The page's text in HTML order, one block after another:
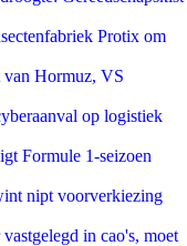
Protix om
van Hormuz, VS
op logistiek
Formule 1-seizoen
nipt voorverkiezing
in cao's, moet